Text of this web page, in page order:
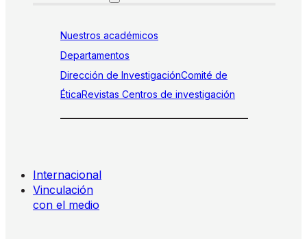
Nuestros académicos
Departamentos
Dirección de InvestigaciónComité de
ÉticaRevistas Centros de investigación
Internacional
Vinculación
con el medio